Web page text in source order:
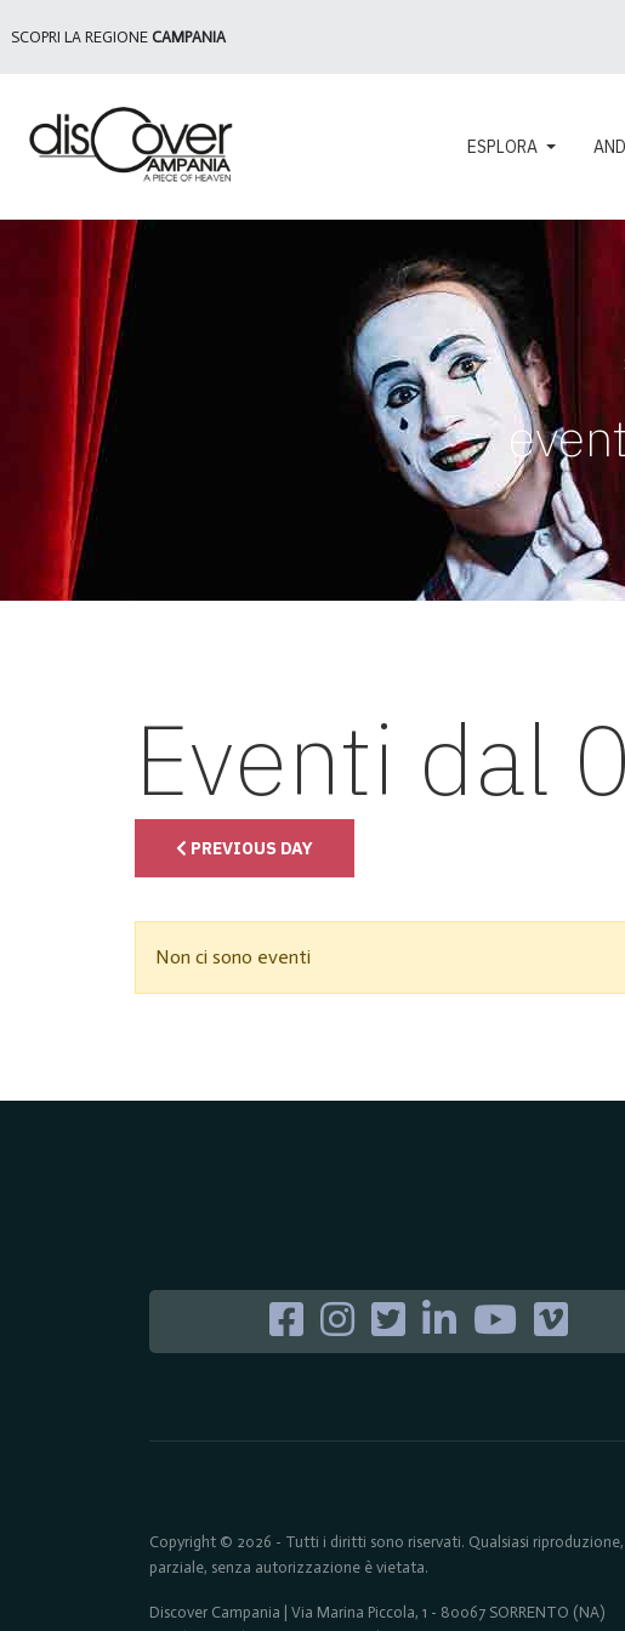
SCOPRI LA REGIONE CAMPANIA
ESPLORA
Eventi dal
PREVIOUS DAY
Non ci sono eventi
Copyright © 2026 - Tutti i diritti sono riservati. Qualsiasi
parziale, senza autorizzazione è vietata.
Discover Campania | Via Marina Piccola, 1 - 80067 SORRENTO (NA)